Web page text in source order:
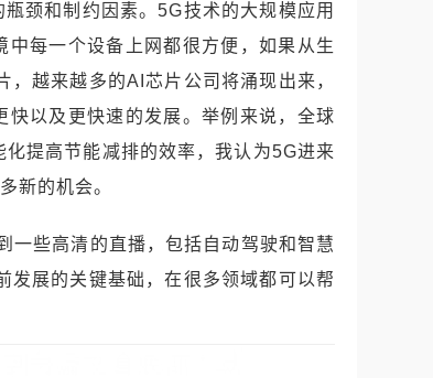
颈和制约因素。5G技术的大规模应用
每一个设备上网都很方便，如果从生
，越来越多的AI 芯片公司将涌现出来，
以及更快速的发展。举例来说，全球
提高节能减排的效率，我认为5G进来
新的机会。
一些高清的直播，包括自动驾驶和智慧
发展的关键基础，在很多领域都可以帮